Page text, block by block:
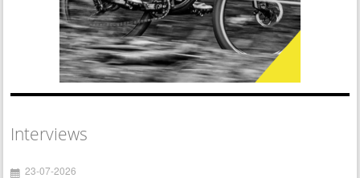
Interviews
23-07-2026